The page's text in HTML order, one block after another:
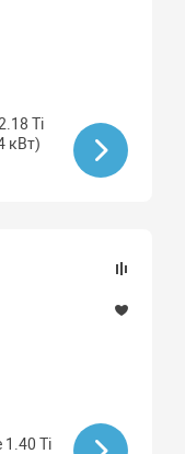
Ti
кВт)
1.40 Ti